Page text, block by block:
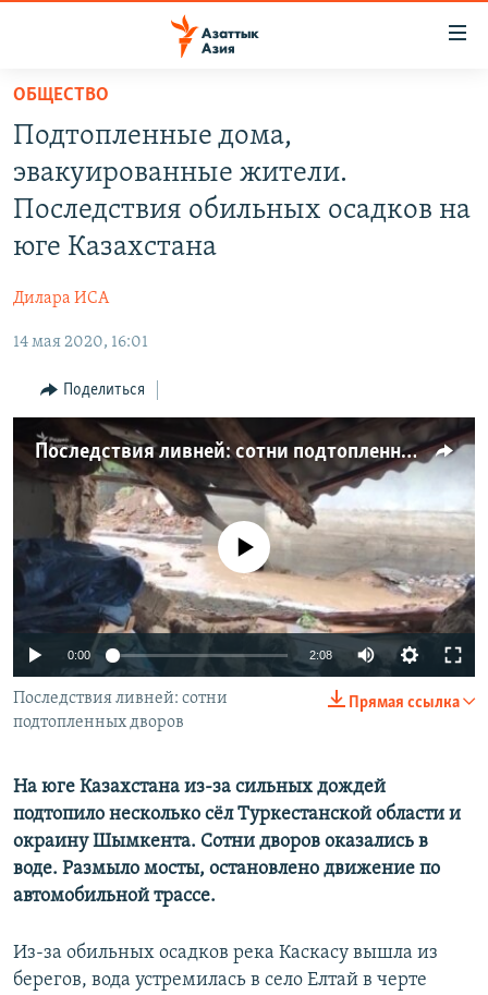
Вернуться
основному
содержанию
Вернутся
главной
Вернутся
УЗБЕКИСТАН
НОВОСТИ
ВОЙНА В УКРАИНЕ
НА ДРУГИХ ЯЗЫКАХ
КЫРГЫЗЧА
ЎЗБЕКЧА
ТОҶИКӢ
TÜRKMENÇE
ПОДПИШИТЕСЬ НА НАС В СОЦСЕТЯХ
Все сайты РСЕ/РС
ОБЩЕСТВО
Подтопленные дома,
эвакуированные жители.
Последствия обильных осадков на
юге Казахстана
Дилара ИСА
14 мая 2020, 16:01
Поделиться
Последствия ливней: сотни подтопленных дворов
480p
1080p
No media source currently available
0:00 2:08 Auto
1080p
Прямая ссылка
Последствия ливней: сотни
подтопленных дворов
На юге Казахстана из-за сильных дождей
подтопило несколько сёл Туркестанской области и
окраину Шымкента. Сотни дворов оказались в
воде. Размыло мосты, остановлено движение по
автомобильной трассе.
Из-за обильных осадков река Каскасу вышла из
берегов, вода устремилась в село Елтай в черте